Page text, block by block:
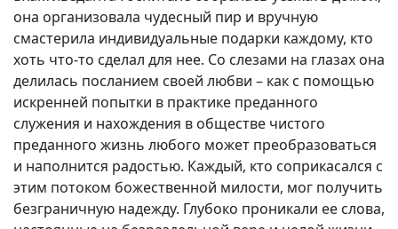
она организовала чудесный пир и вручную
смастерила индивидуальные подарки каждому, кто
хоть что-то сделал для нее. Со слезами на глазах она
делилась посланием своей любви – как с помощью
искренней попытки в практике преданного
служения и нахождения в обществе чистого
преданного жизнь любого может преобразоваться
и наполнится радостью. Каждый, кто соприкасался с
этим потоком божественной милости, мог получить
безграничную надежду. Глубоко проникали ее слова,